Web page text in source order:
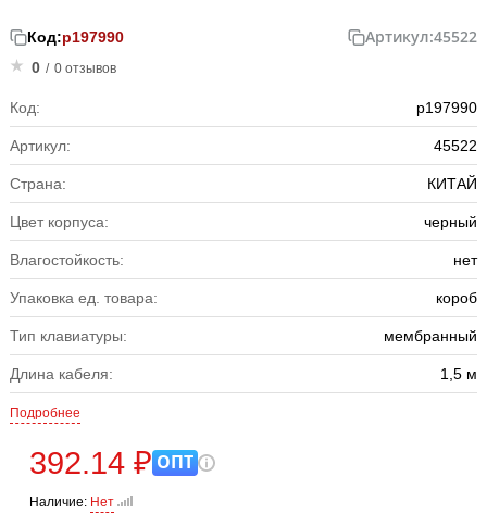
Код:р197990 Артикул:45522
0 / 0 отзывов
Код: р197990
Артикул: 45522
Страна: КИТАЙ
Цвет корпуса: черный
Влагостойкость: нет
Упаковка ед. товара: короб
Тип клавиатуры: мембранный
Длина кабеля: 1,5 м
Подробнее
392.14 ₽ ОПТ
Наличие: Нет